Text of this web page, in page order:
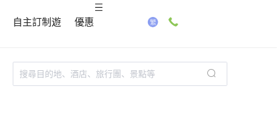
自主訂制遊 優惠